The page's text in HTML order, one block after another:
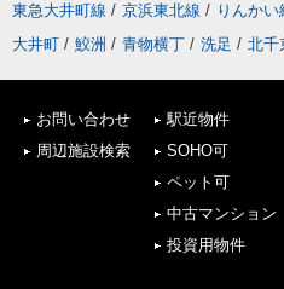
東急大井町線 / 京浜東北線 / りんかい
大井町 / 鮫洲 / 青物横丁 / 洗足 / 北千
お問い合わせ
周辺施設検索
駅近物件
SOHO可
ペット可
中古マンション
投資用物件